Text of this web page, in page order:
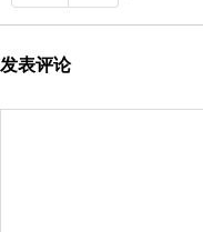
发表评论